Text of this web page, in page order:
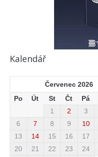
Kalendář
Červenec 2026
Po
Út St Čt Pá
1 2 3
6
7 8 9 10
13
14 15 16 17
20
21 22 23 24